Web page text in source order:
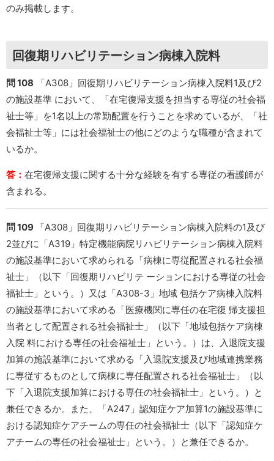
のみ掲載します。
回復期リハビリテーション病棟入院料
問 108 「A308」回復期リハビリテーション病棟入院料1及び2
の施設基準 において、「在宅復帰支援を担当する専従の社会福
祉士等」を1名以上の常勤配置を行うことを求めているが、「社
会福祉士等」には社会福祉士の他にどのような職種が含まれて
いるか。
答： 在宅復帰支援に関する十分な経験を有する専従の看護師が
含まれる。
問 109
「A308」回復期リハビリテーション病棟入院料の1及び
2並びに「A319」特定機能病院リハビリテーション病棟入院料
の施設基準において求められる「病棟に専従配置される社会福
祉士」（以下「回復期リハビリテ ーションにおける専従の社会
福祉士」という。）又は「A308-3」地域 包括ケア病棟入院料
の施設基準において求める「医療機関に専任の在宅復 帰支援担
当者として配置される社会福祉士」（以下「地域包括ケア病棟
入院 料における専任の社会福祉士」という。）は、入退院支援
加算の施設基準において求める「入退院支援及び地域連携業務
に専従するものとして病棟に専任配置される社会福祉士」（以
下「入退院支援加算における専任の社会福祉士」という。）と
兼任できるか。また、「A247」認知症ケア加算1の施設基準に
おける認知症ケアチームの専任の社会福祉士（以下「認知症ケ
アチームの専任の社会福祉士」という。）と兼任できるか。